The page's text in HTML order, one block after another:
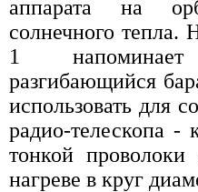
аппарата на
солнечного тепла.
1 напоминает
разгибающийся
использовать для
радио-телескопа -
тонкой проволоки
нагреве в круг